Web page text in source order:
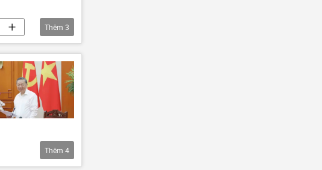
Thêm 3
Thêm 4